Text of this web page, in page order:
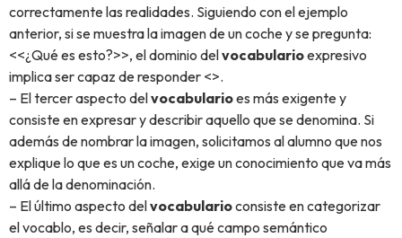
correctamente las realidades. Siguiendo con el ejemplo
anterior, si se muestra la imagen de un coche y se pregunta:
<<¿Qué es esto?>>, el dominio delvocabularioexpresivo
implica ser capaz de responder <>.
– El tercer aspecto delvocabularioes más exigente y
consiste en expresar y describir aquello que se denomina. Si
además de nombrar la imagen, solicitamos al alumno que nos
explique lo que es un coche, exige un conocimiento que va más
allá de la denominación.
– El último aspecto delvocabularioconsiste en categorizar
el vocablo, es decir, señalar a qué campo semántico